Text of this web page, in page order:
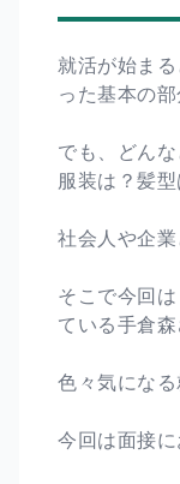
就活が始ま
った基本の
でも、どん
服装は？髪
社会人や企
そこで今回
ている手倉森
色々気にな
今回は面接